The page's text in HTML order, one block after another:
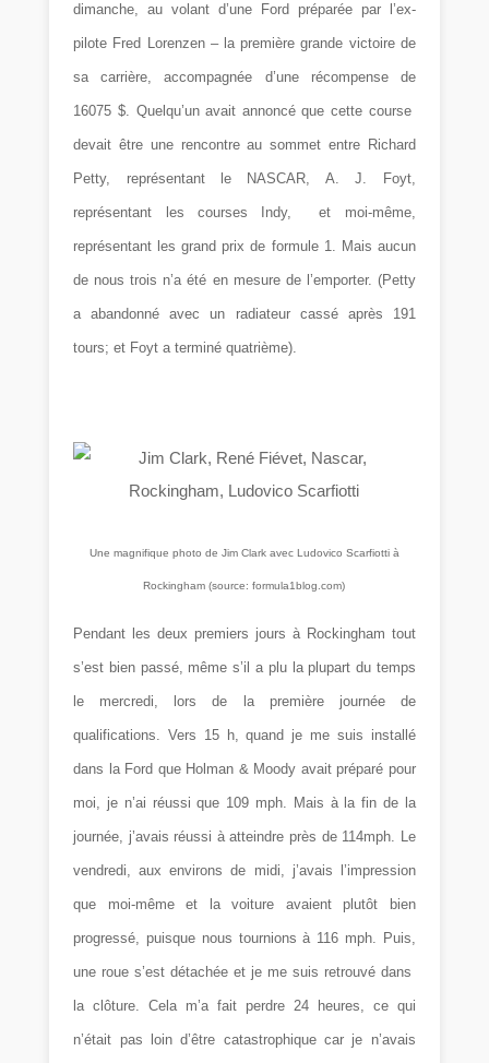
dimanche, au volant d’une Ford préparée par l’ex-
pilote Fred Lorenzen – la première grande victoire de
sa carrière, accompagnée d’une récompense de
16075 $. Quelqu’un avait annoncé que cette course
devait être une rencontre au sommet entre Richard
Petty, représentant le NASCAR, A. J. Foyt,
représentant les courses Indy, et moi-même,
représentant les grand prix de formule 1. Mais aucun
de nous trois n’a été en mesure de l’emporter. (Petty
a abandonné avec un radiateur cassé après 191
tours; et Foyt a terminé quatrième).
Une magnifique photo de Jim Clark avec Ludovico Scarfiotti à
Rockingham (source: formula1blog.com)
Pendant les deux premiers jours à Rockingham tout
s’est bien passé, même s’il a plu la plupart du temps
le mercredi, lors de la première journée de
qualifications. Vers 15 h, quand je me suis installé
dans la Ford que Holman & Moody avait préparé pour
moi, je n’ai réussi que 109 mph. Mais à la fin de la
journée, j’avais réussi à atteindre près de 114mph. Le
vendredi, aux environs de midi, j’avais l’impression
que moi-même et la voiture avaient plutôt bien
progressé, puisque nous tournions à 116 mph. Puis,
une roue s’est détachée et je me suis retrouvé dans
la clôture. Cela m’a fait perdre 24 heures, ce qui
n’était pas loin d’être catastrophique car je n’avais